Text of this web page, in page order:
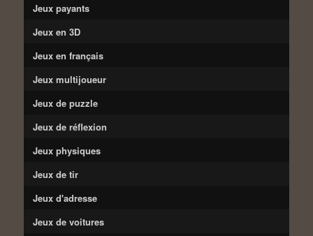
Jeux payants
Jeux en 3D
Jeux en français
Jeux multijoueur
Jeux de puzzle
Jeux de réflexion
Jeux physiques
Jeux de tir
Jeux d'adresse
Jeux de voitures